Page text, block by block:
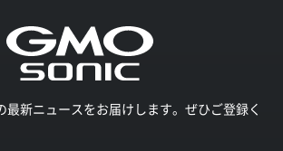
最新ニュースをお届けします。ぜひご登録く